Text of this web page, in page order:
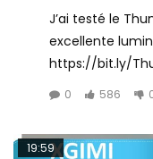
J’ai testé le
excellente
https://bit.ly/
0 586
19:59